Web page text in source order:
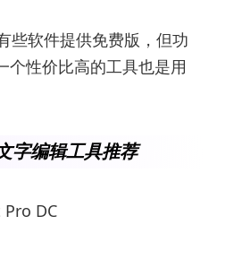
些软件提供免费版，但功
个性价比高的工具也是用
字编辑工具推荐
DC